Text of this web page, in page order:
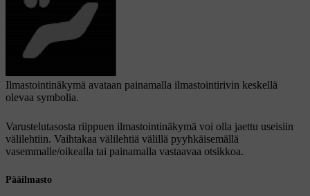
Ilmastointinäkymä avataan painamalla ilmastointirivin keskellä
olevaa symbolia.
Varustelutasosta riippuen ilmastointinäkymä voi olla jaettu useisiin
välilehtiin. Vaihtakaa välilehtiä välillä pyyhkäisemällä
vasemmalle/oikealla tai painamalla vastaavaa otsikkoa.
Pääilmasto